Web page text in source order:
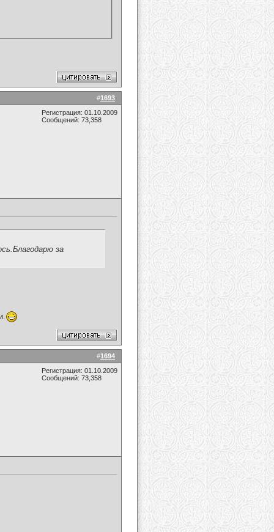
#1693
Регистрация: 01.10.2009
Сообщений: 73,358
за
#1694
Регистрация: 01.10.2009
Сообщений: 73,358